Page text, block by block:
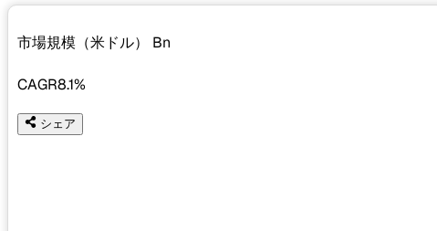
市場規模（米ドル） Bn
CAGR8.1%
シェア